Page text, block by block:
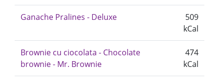
Ganache Pralines - Deluxe
509
kCal
Brownie cu ciocolata - Chocolate
brownie - Mr. Brownie
474
kCal